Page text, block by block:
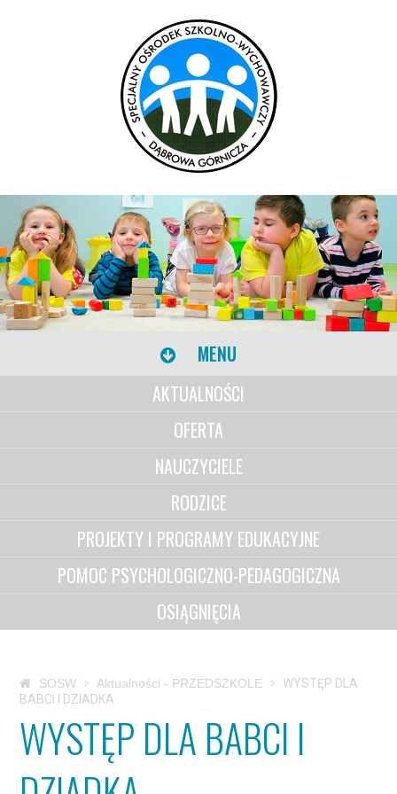
MENU
AKTUALNOŚCI
OFERTA
NAUCZYCIELE
RODZICE
PROJEKTY I PROGRAMY EDUKACYJNE
POMOC PSYCHOLOGICZNO-PEDAGOGICZNA
OSIĄGNIĘCIA
SOSW Aktualności - PRZEDSZKOLE
WYSTĘP DLA
BABCI I DZIADKA
WYSTĘP DLA BABCI I